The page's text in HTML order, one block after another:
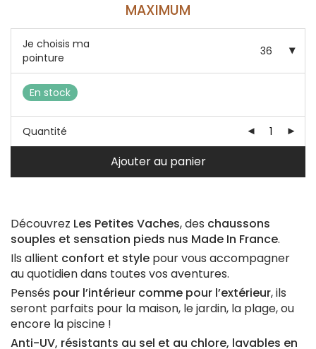
Découvrez Les Petites Vaches, des chaussons
souples et sensation pieds nus Made In France.
Ils allient confort et style pour vous accompagner
au quotidien dans toutes vos aventures.
Pensés pour l’intérieur comme pour l’extérieur, ils
seront parfaits pour la maison, le jardin, la plage, ou
encore la piscine !
Anti-UV, résistants au sel et au chlore, lavables en
MAXIMUM
Je choisis ma
pointure
36
En stock
Quantité
Ajouter au panier